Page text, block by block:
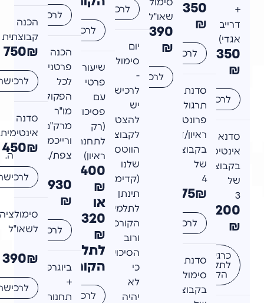
דרייב
אגדי)
350
לרכישה
סדנא
אינטימית
בקבוצות
200
כרגע רק
לתלמידי
הקורס
350
₪
לרכישה
סדנת
תרגול
פרונטלי
ראיון/דילמה
בקבוצות
של
275₪
לרכישה
סדנת
סימולציה
בקבוצות
סימולציה
שאו"ל
390
₪
לרכישה
לרכישה
סימולציה
-
לרכישה
להצטרף
לקבוצת
הווטסאפ
שלנו
(קדימות
תינתן
לתלמידי
הקורס
הסיכויים
יהיה
לרכישה
שיעור
פרטי
פסיכולוגית
לתחנת
ראיון)
400
או
320
לתלמידי
הקורס
לרכישה
לרכישה
הכנה
פרטנית
לכל
הפקולטות:
מו"ר
מרק"ם
ורייכמן+
צפת/ב"ש/חיפה.
4930
לרכישה
ביוגרפי
+
תחנות
הכנה
קבוצתית
750₪
לרכישה
סדנה
אינטימית
450₪
לרכישה
סימולציה
לשאו"ל
390₪
לרכישה